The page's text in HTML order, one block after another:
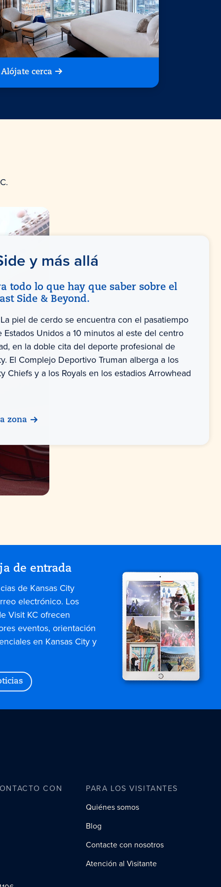
Alójate cerca
y más allá
todo lo que hay que saber sobre el
Side & Beyond.
piel de cerdo se encuentra con el pasatiempo
Estados Unidos a 10 minutos al este del centro
en la doble cita del deporte profesional de
El Complejo Deportivo Truman alberga a los
Chiefs y a los Royals en los estadios Arrowhead
zona
de entrada
de Kansas City
electrónico. Los
Visit KC ofrecen
eventos, orientación
en Kansas City y
CON
PARA LOS VISITANTES
Quiénes somos
Blog
Contacte con nosotros
Atención al Visitante